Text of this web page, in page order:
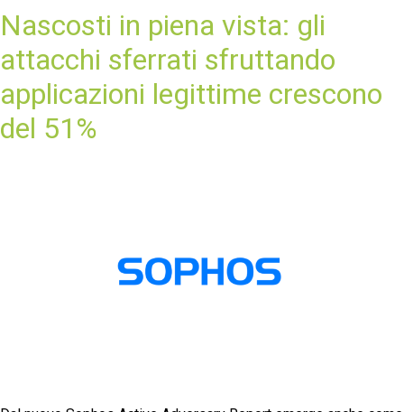
Nascosti in piena vista: gli
attacchi sferrati sfruttando
applicazioni legittime crescono
del 51%